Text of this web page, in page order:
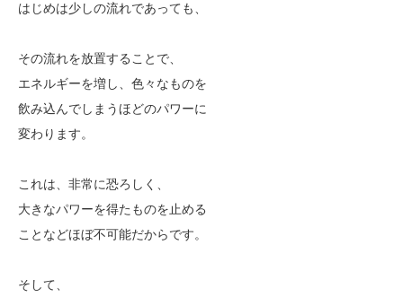
はじめは少しの流れであっても、
その流れを放置することで、
エネルギーを増し、色々なものを
飲み込んでしまうほどのパワーに
変わります。
これは、非常に恐ろしく、
大きなパワーを得たものを止める
ことなどほぼ不可能だからです。
そして、